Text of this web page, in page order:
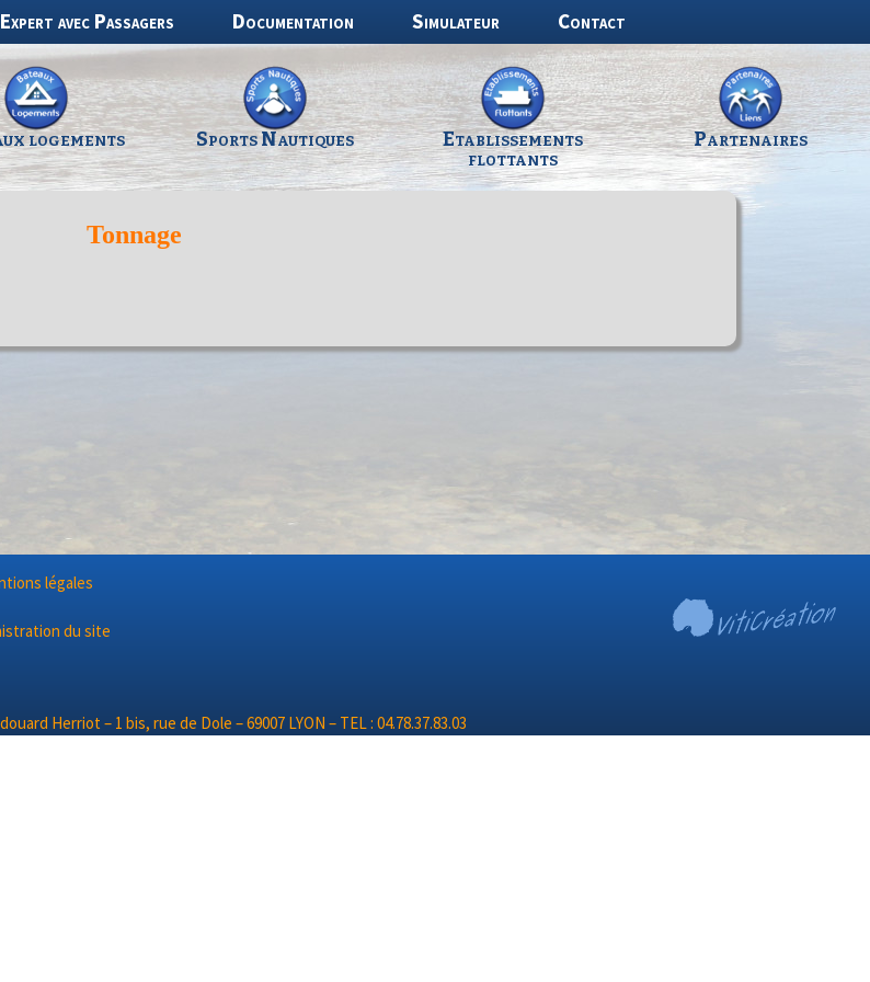
Expert avec Passagers Documentation Simulateur Contact
logements Sports Nautiques
Etablissements
flottants
Partenaires
Tonnage
légales
du site
Herriot – 1 bis, rue de Dole – 69007 LYON – TEL : 04.78.37.83.03